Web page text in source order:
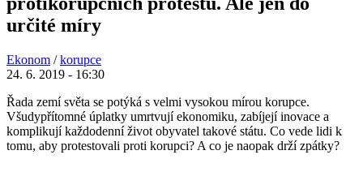
určité míry
Ekonom /korupce
24. 6. 2019 - 16:30
Řada zemí světa se potýká s velmi vysokou mírou korupce.
Všudypřítomné úplatky umrtvují ekonomiku, zabíjejí inovace a
komplikují každodenní život obyvatel takové státu. Co vede lidi k
tomu, aby protestovali proti korupci? A co je naopak drží zpátky?